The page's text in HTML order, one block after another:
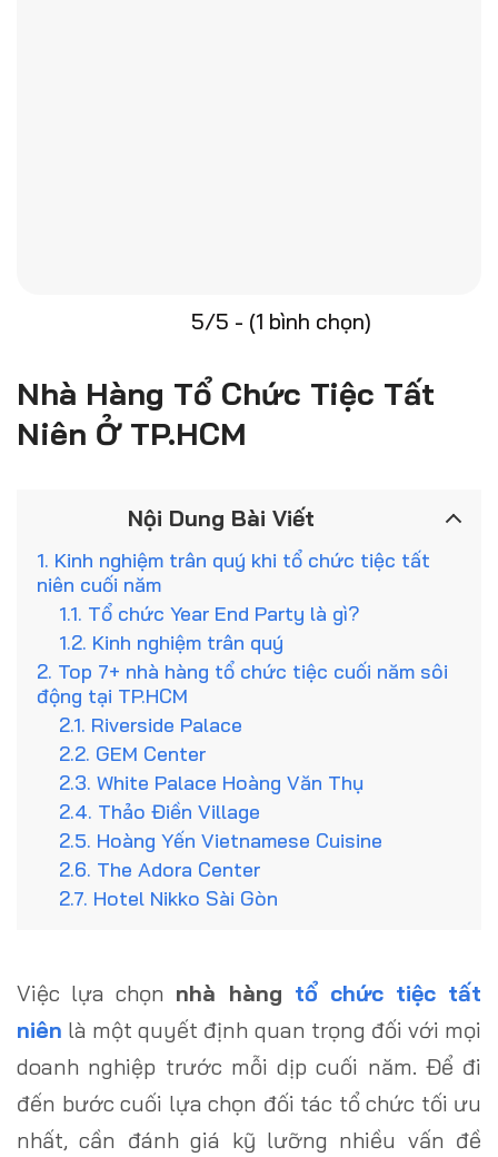
5/5 - (1 bình chọn)
Nhà Hàng Tổ Chức Tiệc Tất
Niên Ở TP.HCM
Nội Dung Bài Viết
1. Kinh nghiệm trân quý khi tổ chức tiệc tất
niên cuối năm
1.1. Tổ chức Year End Party là gì?
1.2. Kinh nghiệm trân quý
2. Top 7+ nhà hàng tổ chức tiệc cuối năm sôi
động tại TP.HCM
2.1. Riverside Palace
2.2. GEM Center
2.3. White Palace Hoàng Văn Thụ
2.4. Thảo Điền Village
2.5. Hoàng Yến Vietnamese Cuisine
2.6. The Adora Center
2.7. Hotel Nikko Sài Gòn
Việc lựa chọn nhà hàng tổ chức tiệc tất
niên là một quyết định quan trọng đối với mọi
doanh nghiệp trước mỗi dịp cuối năm. Để đi
đến bước cuối lựa chọn đối tác tổ chức tối ưu
nhất, cần đánh giá kỹ lưỡng nhiều vấn đề